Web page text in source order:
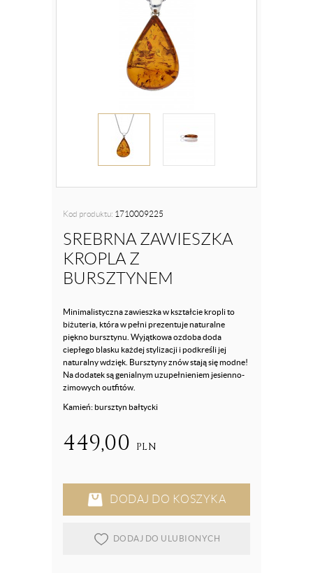
Kod produktu: 1710009225
SREBRNA ZAWIESZKA
KROPLA Z
BURSZTYNEM
Minimalistyczna zawieszka w kształcie kropli to
biżuteria, która w pełni prezentuje naturalne
piękno bursztynu. Wyjątkowa ozdoba doda
ciepłego blasku każdej stylizacji i podkreśli jej
naturalny wdzięk. Bursztyny znów stają się modne!
Na dodatek są genialnym uzupełnieniem jesienno-
zimowych outfitów.
Kamień: bursztyn bałtycki
449,00 PLN
DODAJ DO KOSZYKA
DODAJ DO ULUBIONYCH